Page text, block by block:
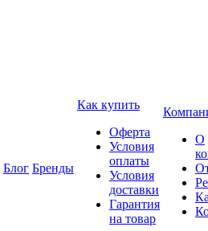
Блог Бренды
Как купить
Оферта
Условия
оплаты
Условия
доставки
Гарантия
на товар
О